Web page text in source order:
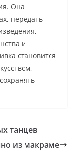
Она
передать
и
становится
танцев
из макраме